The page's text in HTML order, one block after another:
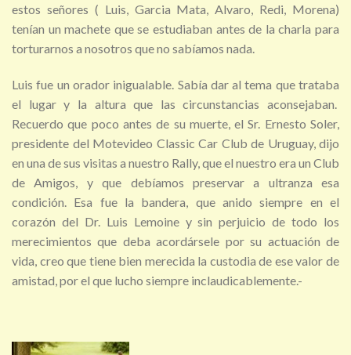
estos señores ( Luis, Garcia Mata, Alvaro, Redi, Morena)
tenían un machete que se estudiaban antes de la charla para
torturarnos a nosotros que no sabíamos nada.
Luis fue un orador inigualable. Sabía dar al tema que trataba
el lugar y la altura que las circunstancias aconsejaban.
Recuerdo que poco antes de su muerte, el Sr. Ernesto Soler,
presidente del Motevideo Classic Car Club de Uruguay, dijo
en una de sus visitas a nuestro Rally, que el nuestro era un Club
de Amigos, y que debíamos preservar a ultranza esa
condición. Esa fue la bandera, que anido siempre en el
corazón del Dr. Luis Lemoine y sin perjuicio de todo los
merecimientos que deba acordársele por su actuación de
vida, creo que tiene bien merecida la custodia de ese valor de
amistad, por el que lucho siempre inclaudicablemente.-